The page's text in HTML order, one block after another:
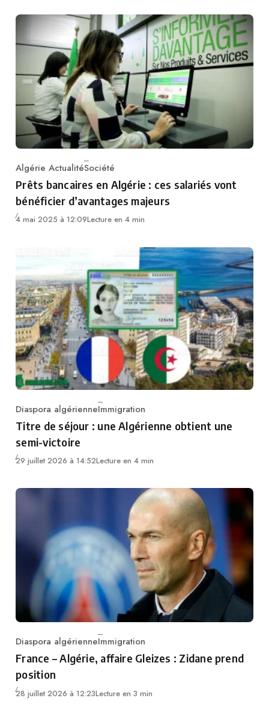
Category
Algérie ActualitéSociété
Prêts bancaires en Algérie : ces salariés vont
bénéficier d’avantages majeurs
4 mai 2025 à 12:09Lecture en 4 min
Category
Diaspora algérienneImmigration
Titre de séjour : une Algérienne obtient une
semi-victoire
29 juillet 2026 à 14:52Lecture en 4 min
Category
Diaspora algérienneImmigration
France – Algérie, affaire Gleizes : Zidane prend
position
28 juillet 2026 à 12:23Lecture en 3 min